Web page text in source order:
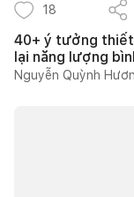
18
40+ ý tưởng thiết
lại năng lượng
Nguyễn Quỳnh